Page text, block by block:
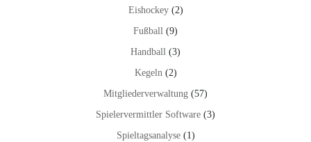
Eishockey(2)
Fußball (9)
Handball (3)
Kegeln(2)
Mitgliederverwaltung (57)
Spielervermittler Software (3)
Spieltagsanalyse(1)